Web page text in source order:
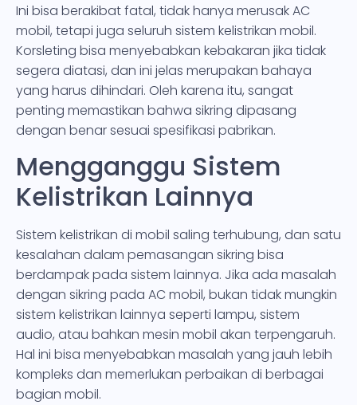
Ini bisa berakibat fatal, tidak hanya merusak AC
mobil, tetapi juga seluruh sistem kelistrikan mobil.
Korsleting bisa menyebabkan kebakaran jika tidak
segera diatasi, dan ini jelas merupakan bahaya
yang harus dihindari. Oleh karena itu, sangat
penting memastikan bahwa sikring dipasang
dengan benar sesuai spesifikasi pabrikan.
Mengganggu Sistem
Kelistrikan Lainnya
Sistem kelistrikan di mobil saling terhubung, dan satu
kesalahan dalam pemasangan sikring bisa
berdampak pada sistem lainnya. Jika ada masalah
dengan sikring pada AC mobil, bukan tidak mungkin
sistem kelistrikan lainnya seperti lampu, sistem
audio, atau bahkan mesin mobil akan terpengaruh.
Hal ini bisa menyebabkan masalah yang jauh lebih
kompleks dan memerlukan perbaikan di berbagai
bagian mobil.